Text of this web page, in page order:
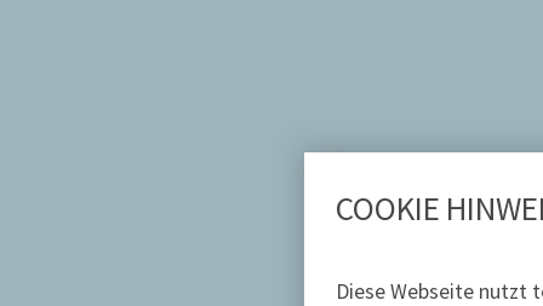
COOKIE
Diese Webseite nutzt